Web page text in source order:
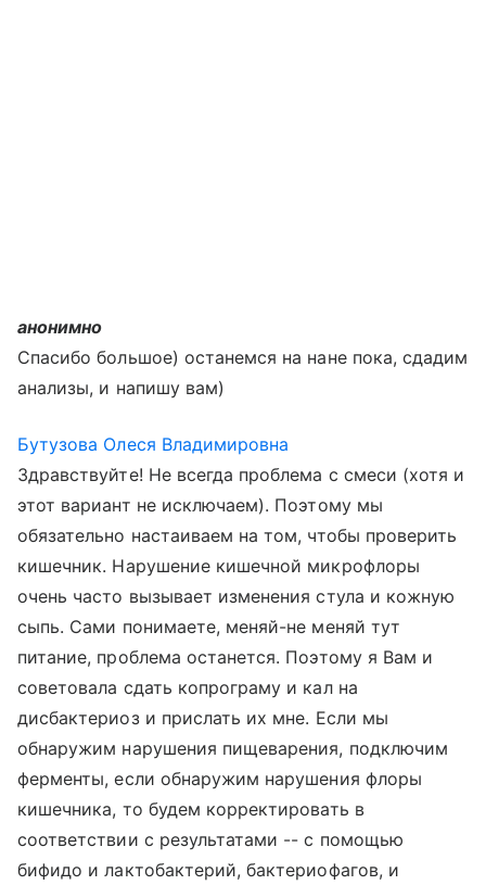
анонимно
Спасибо большое) останемся на нане пока, сдадим
анализы, и напишу вам)
Бутузова Олеся Владимировна
Здравствуйте! Не всегда проблема с смеси (хотя и
этот вариант не исключаем). Поэтому мы
обязательно настаиваем на том, чтобы проверить
кишечник. Нарушение кишечной микрофлоры
очень часто вызывает изменения стула и кожную
сыпь. Сами понимаете, меняй-не меняй тут
питание, проблема останется. Поэтому я Вам и
советовала сдать копрограму и кал на
дисбактериоз и прислать их мне. Если мы
обнаружим нарушения пищеварения, подключим
ферменты, если обнаружим нарушения флоры
кишечника, то будем корректировать в
соответствии с результатами -- с помощью
бифидо и лактобактерий, бактериофагов, и